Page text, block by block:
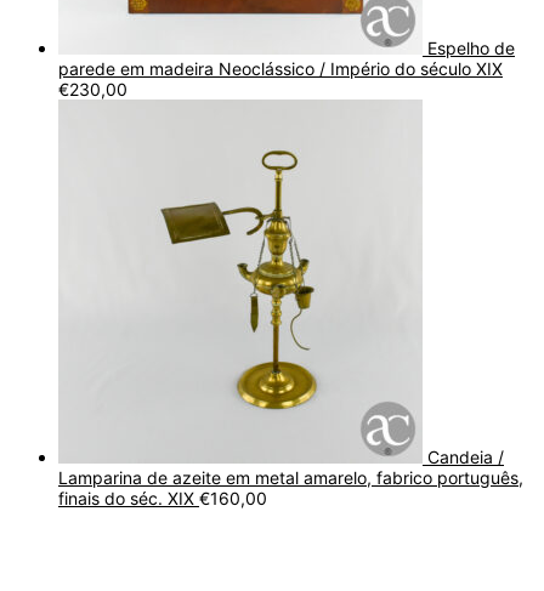
Espelho de
parede em madeira Neoclássico / Império do século XIX
€230,00
Candeia /
Lamparina de azeite em metal amarelo, fabrico português,
finais do séc. XIX €160,00